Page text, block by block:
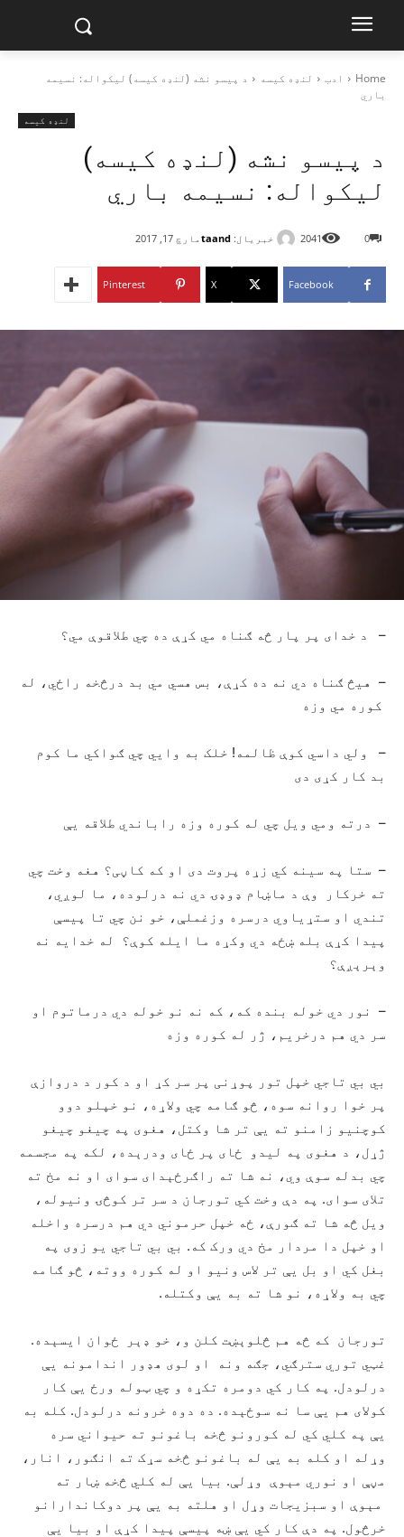
Home ادب لنډه کیسه
د پيسو نشه (لنډه کیسه) ليکواله: نسيمه
باري
لنډه کیسه
د پيسو نشه (لنډه کیسه)
ليکواله: نسيمه باري
خبریال: taandمارچ 17, 2017 0
2041
Facebook
X
Pinterest
– د خدای پر پار څه ګناه مي کړې ده چي طلاقوې مي؟
– هيڅ ګناه دي نه ده کړې، بس هسي مي بد درڅخه راځي، له
کوره مي وزه
– ولي داسي کوې ظالمه! خلک به وايي چي ګواکي ما کوم
بد کار کړی دی
– درته ومي ويل چي له کوره وزه راباندي طلاقه يې
– ستا په سينه کي زړه پروت دی او که کاڼی؟ هغه وخت چي
ته خرکار وې د ماښام ډوډۍ دي نه درلوده، ما لوږي،
تندي او ستړياوي درسره وزغملې، خو نن چي تا پيسې
پيدا کړې بله ښځه دي وکړه ما ايله کوې؟ له خدايه نه
وېرېږې؟
– نور دي خوله بنده که، که نه نو خوله دي درماتوم او
سر دي هم درخريم، ژر له کوره وزه
بي بي تاجي خپل تور پوړنی پر سر کړ او د کور د دروازې
پر خوا روانه سوه، څو ګامه چي ولاړه، نو خپلو دوو
کوچنیو زامنو ته يې تر شا وکتل، هغوی په چيغو چيغو
ژړل، د هغوی په ليدو ځای پر ځای ودرېده، لکه په مجسمه
چي بدله سوې وي، نه شا ته راګرځېدای سوای او نه مخ ته
تلای سوای. په دې وخت کي تورجان د سر تر کوڅۍ ونيوله،
ويل څه شا ته ګورې، ځه خپل حرموني دي هم درسره واخله
او خپل دا مردار مخ دي ورک که. بي بي تاجي يو زوی په
بغل کي او بل يې تر لاس ونيو او له کوره ووته، څو ګامه
چي به ولاړه، نو شا ته به يې وکتله.
تورجان که څه هم څلوېښت کلن و، خو ډېر ځوان ايسېده.
غټي توري سترګي، جګه ونه او لوی هډور اندامونه يې
درلودل. په کار کي دومره تکړه و چي ټوله ورځ يې کار
کولای هم يې سا نه سوځېده. ده دوه خرونه درلودل. کله به
يې په کلي کي له کورونو څخه باغونو ته حيواني سره
وړله او کله به يې له باغونو څخه سړک ته انګور، انار،
مڼې او نوري مېوې وړلې. بيا يې له کلي څخه ښار ته
مېوې او سبزيجات وړل او هلته به يې پر دوکاندارانو
خرڅول. په دې کار کي يې ښه پيسې پيدا کړې او بيا يې